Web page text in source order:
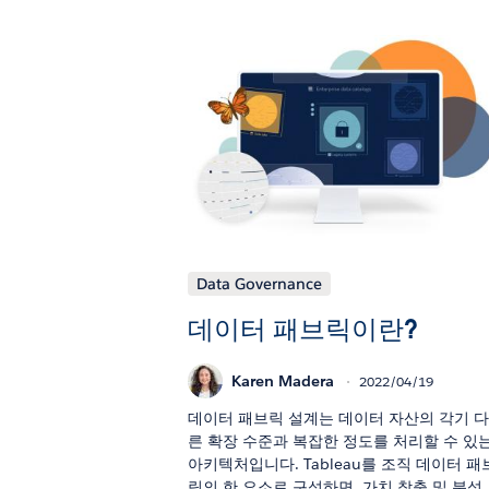
Data Governance
데이터 패브릭이란?
Karen Madera 2022/04/19
데이터 패브릭 설계는 데이터 자산의 각기 다
른 확장 수준과 복잡한 정도를 처리할 수 있
아키텍처입니다. Tableau를 조직 데이터 패